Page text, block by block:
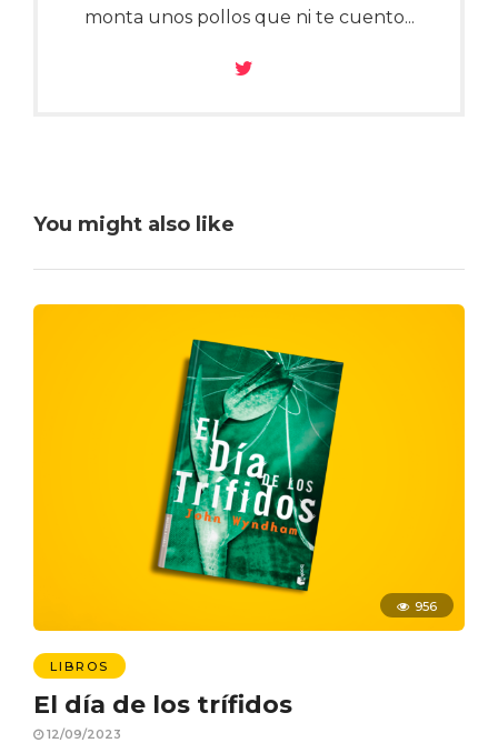
monta unos pollos que ni te cuento...
You might also like
956
LIBROS
El día de los trífidos
12/09/2023